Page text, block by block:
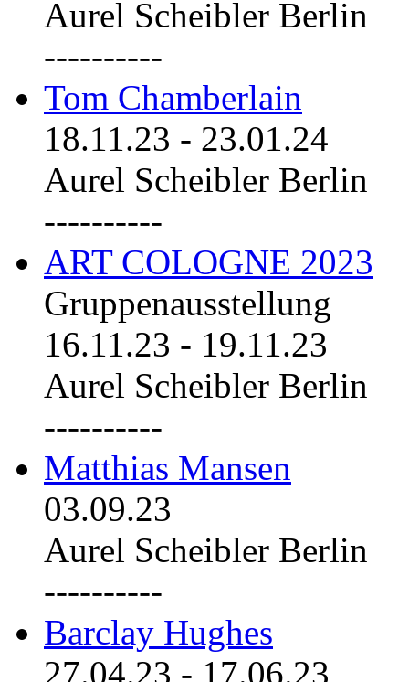
Aurel Scheibler Berlin
----------
Tom Chamberlain
18.11.23 - 23.01.24
Aurel Scheibler Berlin
----------
ART COLOGNE 2023
Gruppenausstellung
16.11.23 - 19.11.23
Aurel Scheibler Berlin
----------
Matthias Mansen
03.09.23
Aurel Scheibler Berlin
----------
Barclay Hughes
27.04.23 - 17.06.23